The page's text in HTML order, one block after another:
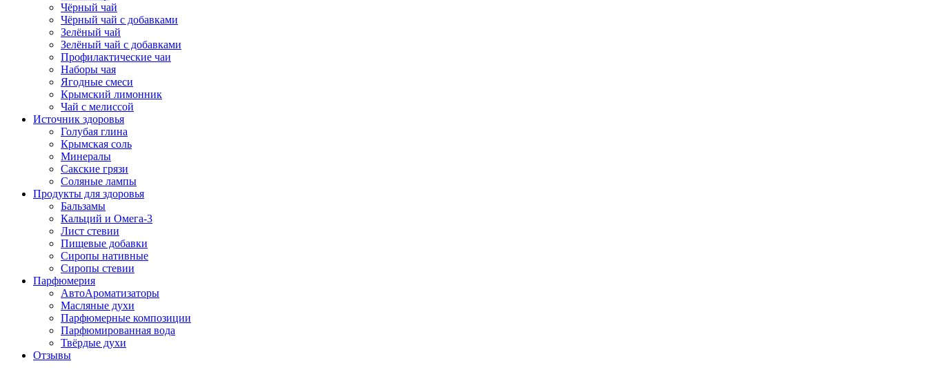
Чёрный чай
Чёрный чай с добавками
Зелёный чай
Зелёный чай с добавками
Профилактические чаи
Наборы чая
Ягодные смеси
Крымский лимонник
Чай с мелиссой
Источник здоровья
Голубая глина
Крымская соль
Минералы
Сакские грязи
Соляные лампы
Продукты для здоровья
Бальзамы
Кальций и Омега-3
Лист стевии
Пищевые добавки
Сиропы нативные
Сиропы стевии
Парфюмерия
АвтоАроматизаторы
Масляные духи
Парфюмерные композиции
Парфюмированная вода
Твёрдые духи
Отзывы